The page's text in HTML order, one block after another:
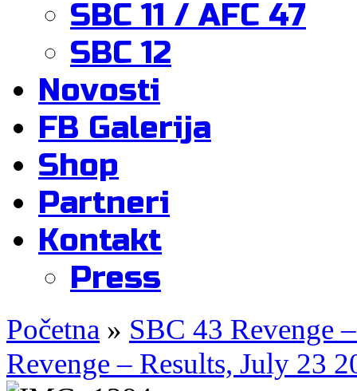
SBC 11 / AFC 47
SBC 12
Novosti
FB Galerija
Shop
Partneri
Kontakt
Press
Početna » SBC 43 Revenge
Revenge – Results, July 23